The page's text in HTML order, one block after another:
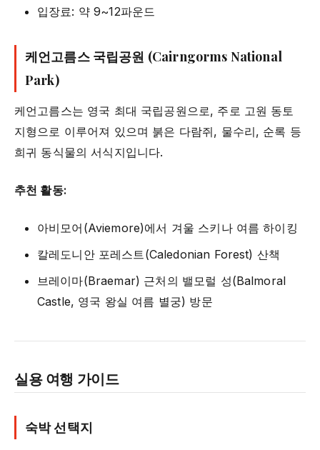
입장료: 약 9~12파운드
케언고름스 국립공원 (Cairngorms National
Park)
케언고름스는 영국 최대 국립공원으로, 주로 고원 동토
지형으로 이루어져 있으며 붉은 다람쥐, 물수리, 순록 등
희귀 동식물의 서식지입니다.
추천 활동:
아비모어(Aviemore)에서 겨울 스키나 여름 하이킹
칼레도니안 포레스트(Caledonian Forest) 산책
브레이마(Braemar) 근처의 밸모럴 성(Balmoral
Castle, 영국 왕실 여름 별궁) 방문
실용 여행 가이드
숙박 선택지